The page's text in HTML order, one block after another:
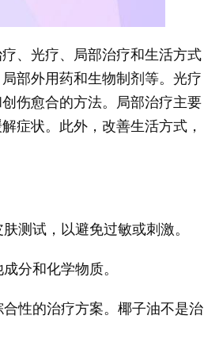
、光疗、局部治疗和生活方式
部外用药和生物制剂等。光疗
伤愈合的方法。局部治疗主要
症状。此外，改善生活方式，
测试，以避免过敏或刺激。
分和化学物质。
性的治疗方案。椰子油不是治